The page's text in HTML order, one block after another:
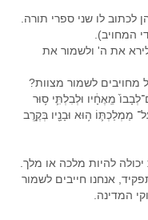
לכתוב לו שני ספרי תורה.
המחויב).
את ה' ולשמור את
לשמור מצוות?
מֵֽאֶחָ֔יו וּלְבִלְתִּ֛י ס֥וּר
מַמְלַכְתּ֛וֹ ה֥וּא וּבָנָ֖יו בְּקֶ֥רֶב
להיות מלכה או מלך.
אנחנו חייבים לשמור
המדינה.